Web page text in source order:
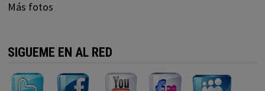
Más fotos
SIGUEME EN AL RED